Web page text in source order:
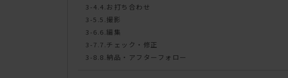
4.お打ち合わせ
5.撮影
6.編集
7.チェック・修正
8.納品・アフターフォロー